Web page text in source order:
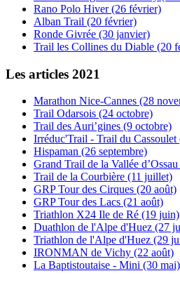
Rano Polo Hiver (26 février)
Alban Trail (20 février)
Ronde Givrée (30 janvier)
Trail les Collines du Diable (20
Les articles 2021
Marathon Nice-Cannes (28
Trail Odarsois (24 octobre)
Trail des Auri’gines (9 octobre)
Irréduc'Trail - Trail du Cassoulet
Hispaman (26 septembre)
Grand Trail de la Vallée
Trail de la Courbière (11 juillet)
GRP Tour des Cirques (20 août)
GRP Tour des Lacs (21 août)
Triathlon X24 Ile de Ré (19 juin)
Duathlon de l'Alpe d'Huez (27
Triathlon de l'Alpe d'Huez (29
IRONMAN de Vichy (22 août)
La Baptistoutaise - Mini (30 mai)